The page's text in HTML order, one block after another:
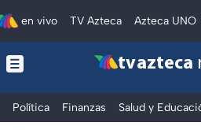
en vivo TV Azteca Azteca UNO
tv azteca
Política Finanzas Salud y